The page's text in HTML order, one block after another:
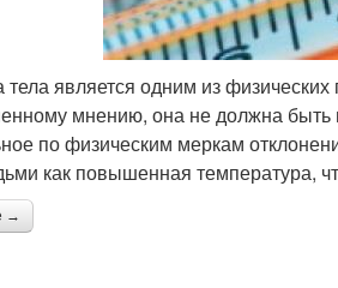
является одним из
мнению, она не должна быть
по физическим меркам
как повышенная температура,
→